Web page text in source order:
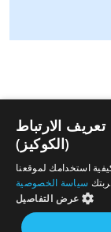
الارتباط
(الكوكيز)
استخدامك لموقعنا
سياسة الخصوصية
عرض التفاصيل